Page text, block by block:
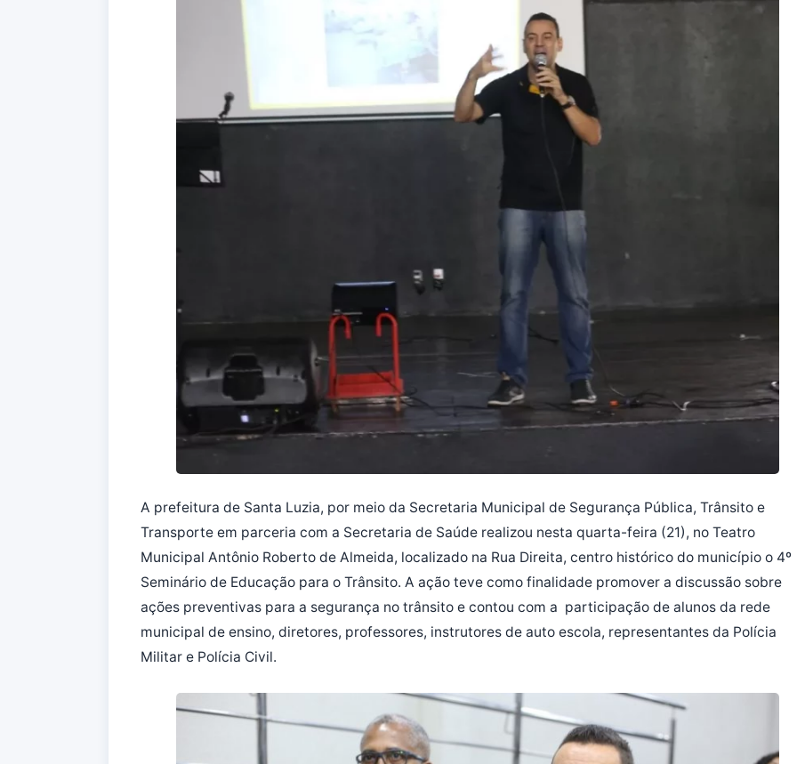
A prefeitura de Santa Luzia, por meio da Secretaria Municipal de Segurança Pública, Trânsito e
Transporte em parceria com a Secretaria de Saúde realizou nesta quarta-feira (21), no Teatro
Municipal Antônio Roberto de Almeida, localizado na Rua Direita, centro histórico do município o 4º
Seminário de Educação para o Trânsito. A ação teve como finalidade promover a discussão sobre
ações preventivas para a segurança no trânsito e contou com a participação de alunos da rede
municipal de ensino, diretores, professores, instrutores de auto escola, representantes da Polícia
Militar e Polícia Civil.